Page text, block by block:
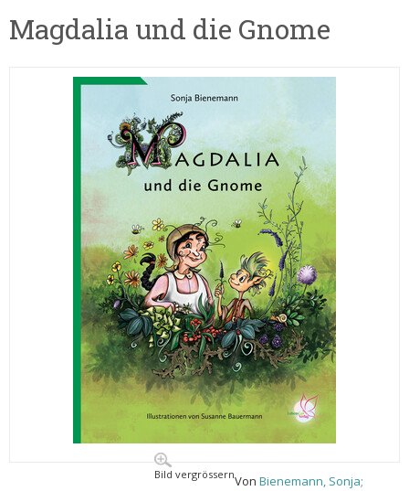
Magdalia und die Gnome
Bild vergrössernVon Bienemann, Sonja;